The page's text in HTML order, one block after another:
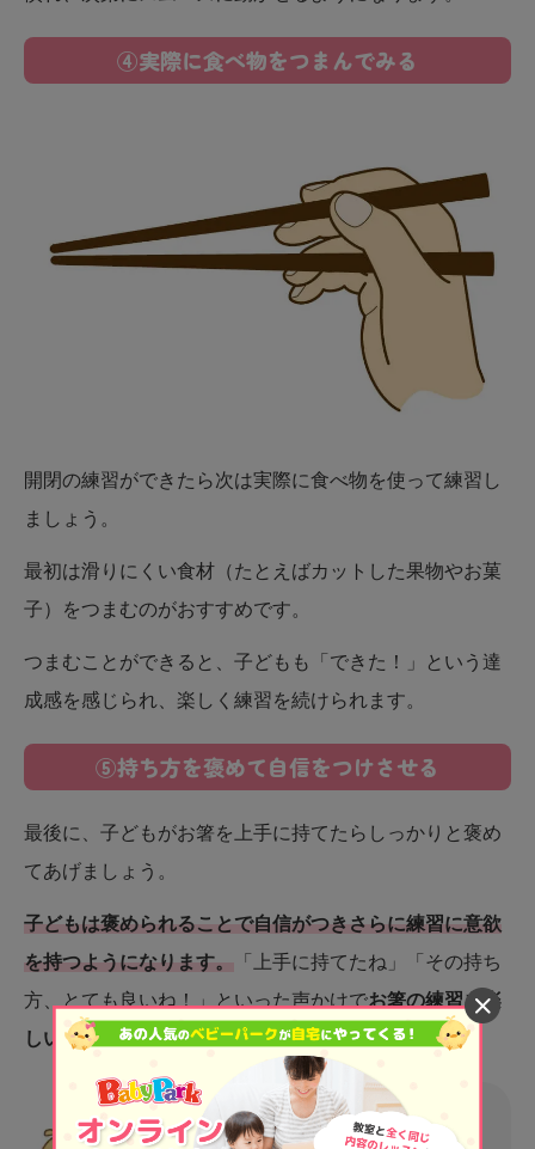
④実際に食べ物をつまんでみる
開閉の練習ができたら次は実際に食べ物を使って練習し
ましょう。
最初は滑りにくい食材（たとえばカットした果物やお菓
子）をつまむのがおすすめです。
つまむことができると、子どもも「できた！」という達
成感を感じられ、楽しく練習を続けられます。
⑤持ち方を褒めて自信をつけさせる
最後に、子どもがお箸を上手に持てたらしっかりと褒め
てあげましょう。
子どもは褒められることで自信がつきさらに練習に意欲
を持つようになります。
「上手に持てたね」「その持ち
方、とても良いね！」といった声かけでお箸の練習を楽
しいもの にしていきましょう。
お箸を使う時間を楽しいと思ってもらえ